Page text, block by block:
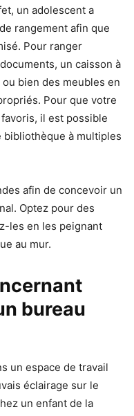
un adolescent a
rangement afin que
Pour ranger
un caisson à
bien des meubles en
Pour que votre
il est possible
bibliothèque à multiples
afin de concevoir un
Optez pour des
les en les peignant
au mur.
bureau
un espace de travail
éclairage sur le
un enfant de la